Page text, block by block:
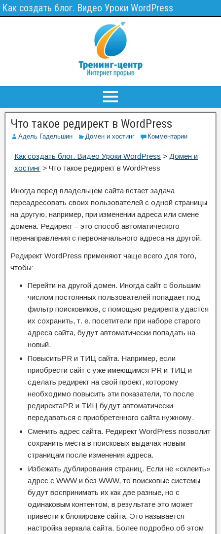
Как создать блог. Видео Уроки WordPress
Что такое редирект в WordPress
Адель Гадельшин Домен и хостинг Комментарии
Как создать блог. Видео Уроки WordPress > Домен и
хостинг > Что такое редирект в WordPress
Иногда перед владельцем сайта встает задача
переадресовать своих пользователей с одной страницы
на другую, например, при изменении адреса или смене
домена. Редирект – это способ автоматического
перенаправления с первоначального адреса на другой.
Редирект WordPress применяют чаще всего для того,
чтобы:
Перейти на другой домен. Иногда сайт с большим
числом постоянных пользователей попадает под
фильтр поисковиков, с помощью редиректа удастся
их сохранить, т. е. посетители при наборе старого
адреса сайта, будут автоматически попадать на
новый.
ПовыситьPR и ТИЦ сайта. Например, если
приобрести сайт с уже имеющимся PR и ТИЦ и
сделать редирект на свой проект, которому
необходимо повысить эти показатели, то после
редиректаPR и ТИЦ будут автоматически
передаваться с приобретенного сайта нужному.
Cменить адрес сайта. Редирект WordPress позволит
сохранить места в поисковых выдачах новым
страницам после изменения адреса.
Избежать дублирования страниц. Если не «склеить»
адрес с WWW и без WWW, то поисковые системы
будут воспринимать их как две разные, но с
одинаковым контентом, в результате это может
привести к блокировке сайта. Это называется
настройка зеркала сайта. Более подробно об этом